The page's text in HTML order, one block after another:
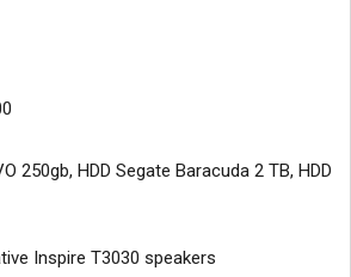
250gb, HDD Segate Baracuda 2 TB, HDD
Inspire T3030 speakers